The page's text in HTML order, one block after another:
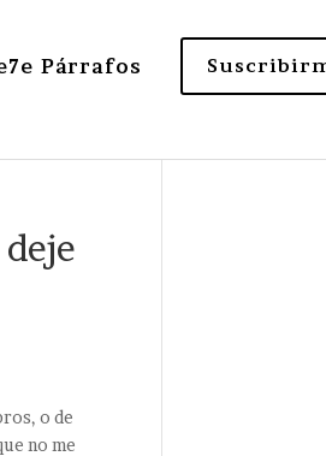
Párrafos
o de
no me